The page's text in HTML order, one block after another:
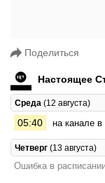
Поделиться
Настоящее
Среда (12 августа)
05:40 на канале
Четверг (13 августа)
Ошибка в